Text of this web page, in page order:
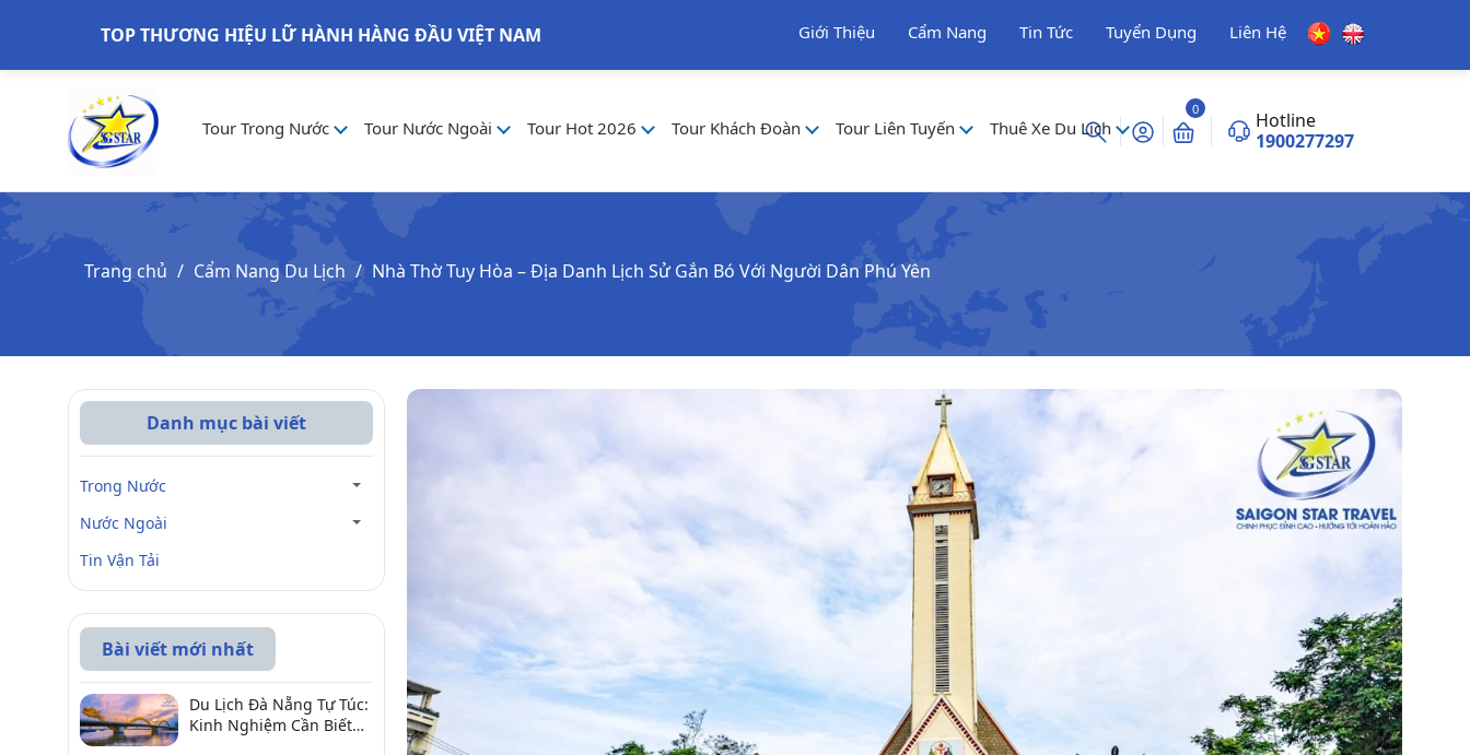
TOP THƯƠNG HIỆU LỮ HÀNH HÀNG ĐẦU VIỆT NAM Giới Thiệu Cẩm Nang Tin Tức Tuyển Dụng Liên Hệ
Tour Trong Nước Tour Nước Ngoài Tour Hot 2026 Tour Khách Đoàn Tour Liên Tuyến Thuê Xe Du Lịch
0
Hotline
1900277297
Trang chủ Cẩm Nang Du Lịch Nhà Thờ Tuy Hòa – Địa Danh Lịch Sử Gắn Bó Với Người Dân Phú Yên
Danh mục bài viết
Trong Nước
Nước Ngoài
Tin Vận Tải
Bài viết mới nhất
Du Lịch Đà Nẵng Tự Túc:
Kinh Nghiệm Cần Biết